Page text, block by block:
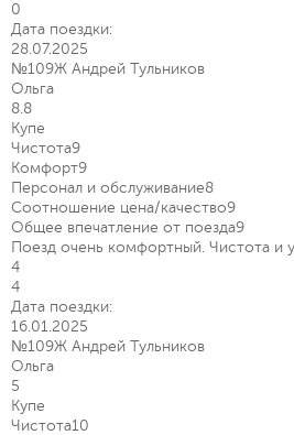
0
Дата поездки:
28.07.2025
№109Ж Андрей Тульников
Ольга
8.8
Купе
Чистота9
Комфорт9
Персонал и обслуживание8
Соотношение цена/качество9
Общее впечатление от поезда9
Поезд очень комфортный. Чистота и
4
4
Дата поездки:
16.01.2025
№109Ж Андрей Тульников
Ольга
5
Купе
Чистота10